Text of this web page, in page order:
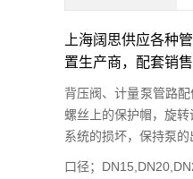
上海阔思供应各种
置生产商，配套销
背压阀、计量泵管路
螺丝上的保护帽，旋
系统的损坏，保持泵的
口径；